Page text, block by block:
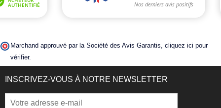
Marchand approuvé par la Société des Avis Garantis, cliquez ici pour
vérifier.
INSCRIVEZ-VOUS À NOTRE NEWSLETTER